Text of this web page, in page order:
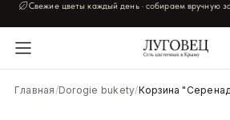
Свежие цветы каждый день · собираем вручную
Главная/Dorogie bukety/Корзина